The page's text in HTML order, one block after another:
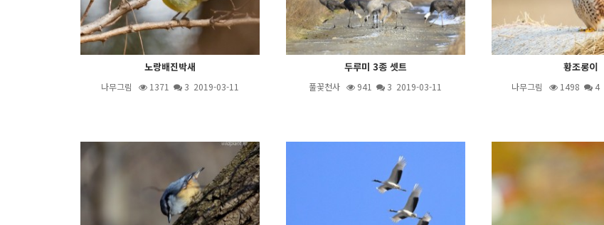
노랑배진박새
나무그림 1371 3 2019-03-11
두루미 3종 셋트
풀꽃천사 941 3 2019-03-11
황조롱이
나무그림 1498 4